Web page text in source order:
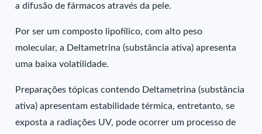
a difusão de fármacos através da pele.
Por ser um composto lipofílico, com alto peso
molecular, a Deltametrina (substância ativa) apresenta
uma baixa volatilidade.
Preparações tópicas contendo Deltametrina (substância
ativa) apresentam estabilidade térmica, entretanto, se
exposta a radiações UV, pode ocorrer um processo de